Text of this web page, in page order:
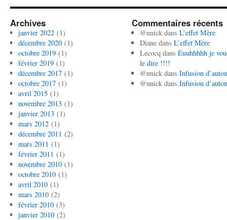
Archives
janvier 2022(1)
décembre 2020(1)
octobre 2019(1)
février 2019(1)
décembre 2017(1)
octobre 2017(1)
avril 2015(1)
novembre 2013(1)
janvier 2013(1)
mars 2012(1)
décembre 2011 (2)
mars 2011 (1)
février 2011 (1)
novembre 2010(1)
octobre 2010(1)
avril 2010(1)
mars 2010(2)
février 2010(3)
janvier 2010(2)
Commentaires récents
@nnickdans L’effet Mère
Dianedans L’effet Mère
Lecocq dans Euuhhhhh je
le dire !!!!
@nnickdans Infusion
@nnickdans Infusion